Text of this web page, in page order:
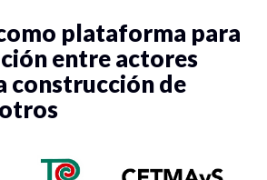
plataforma para
entre actores
construcción de